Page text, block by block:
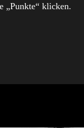
„Punkte“ klicken.